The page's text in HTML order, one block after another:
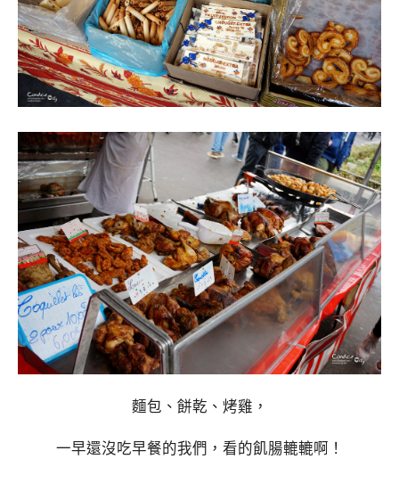
麵包、餅乾、烤雞，
一早還沒吃早餐的我們，看的飢腸轆轆啊！